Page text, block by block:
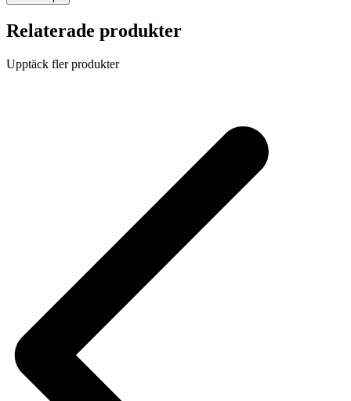
Relaterade produkter
Upptäck fler produkter